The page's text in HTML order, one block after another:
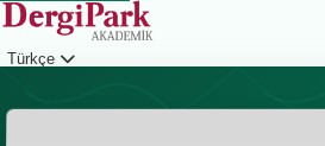
Türkçe